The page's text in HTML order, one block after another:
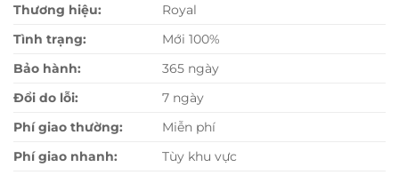
Thương hiệu:
Royal
Tình trạng:
Mới 100%
Bảo hành:
365 ngày
Đổi do lỗi:
7 ngày
Phí giao thường:
Miễn phí
Phí giao nhanh:
Tùy khu vực